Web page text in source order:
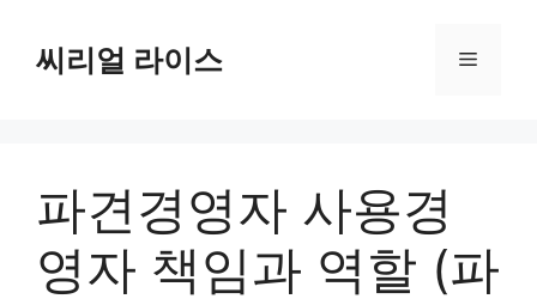
씨리얼 라이스 메
파견경영자 사용경
영자 책임과 역할 (파